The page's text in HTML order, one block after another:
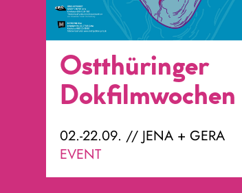
Ostthüringer
Dokfilmwochen
02.-22.09. // JENA + GERA
EVENT